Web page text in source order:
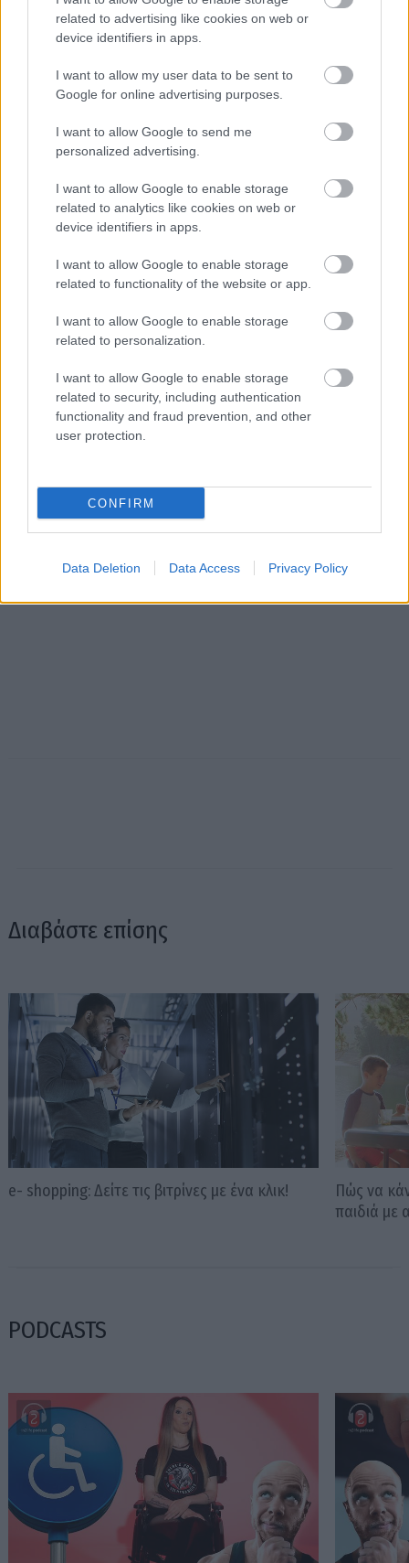
related to advertising like cookies on web or
device identifiers in apps.
I want to allow my user data to be sent to
Google for online advertising purposes.
I want to allow Google to send me
personalized advertising.
I want to allow Google to enable storage
related to analytics like cookies on web or
device identifiers in apps.
I want to allow Google to enable storage
related to functionality of the website or app.
I want to allow Google to enable storage
related to personalization.
I want to allow Google to enable storage
related to security, including authentication
functionality and fraud prevention, and other
user protection.
CONFIRM
Data Deletion Data Access Privacy Policy
ΣΧΕΤΙΚΑ LINKS
Η ιστοσελίδα της BSA για την ασφάλεια
στο internet
Διαβάστε επίσης
e- shopping: Δείτε τις βιτρίνες με ένα κλικ!
Πώς να
παιδιά με
PODCASTS